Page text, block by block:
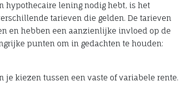
hypothecaire lening nodig hebt, is het
tarieven die gelden. De tarieven
en hebben een aanzienlijke invloed op de
punten om in gedachten te houden:
kiezen tussen een vaste of variabele rente.